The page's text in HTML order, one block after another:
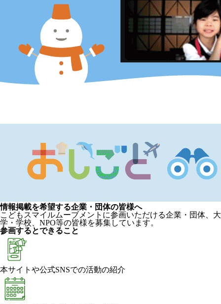
情報掲載を希望する企業・団体の皆様へ
こどもスマイルムーブメントに参画いただける企業・団体、大
学・学校、NPO等の皆様を募集しています。
参画するとできること
本サイトや公式SNSでの活動の紹介